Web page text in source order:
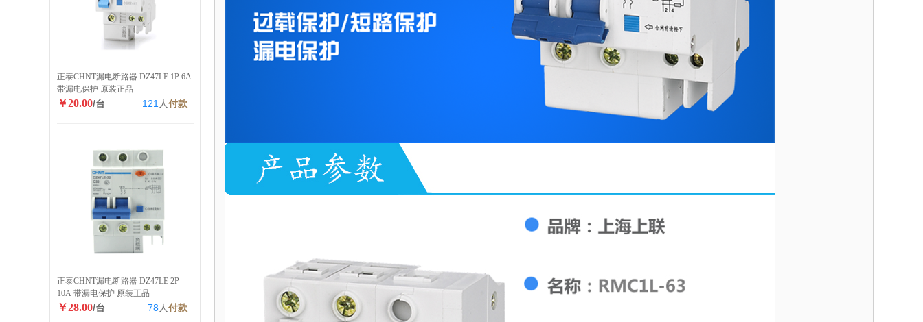
正泰CHNT漏电断路器 DZ47LE 1P 6A
带漏电保护 原装正品
￥20.00/台 121 人付款
正泰CHNT漏电断路器 DZ47LE 2P
10A 带漏电保护 原装正品
￥28.00/台 78 人付款